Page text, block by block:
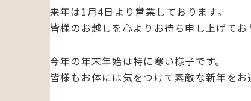
来年は1月4日より営業しております。
皆様のお越しを心よりお待ち申し上げてお
今年の年末年始は特に寒い様子です。
皆様もお体には気をつけて素敵な新年をお